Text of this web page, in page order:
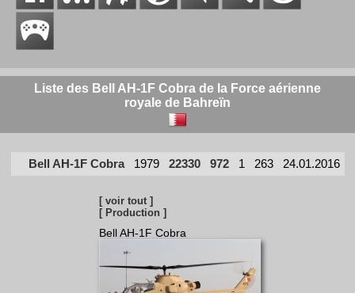
Liste des Bell AH-1F Cobra de la Force aérienne
royale de Bahreïn
Bell AH-1F Cobra 1979 22330 972 1 263 24.01.2016
[ voir tout ]
[ Production ]
Bell AH-1F Cobra